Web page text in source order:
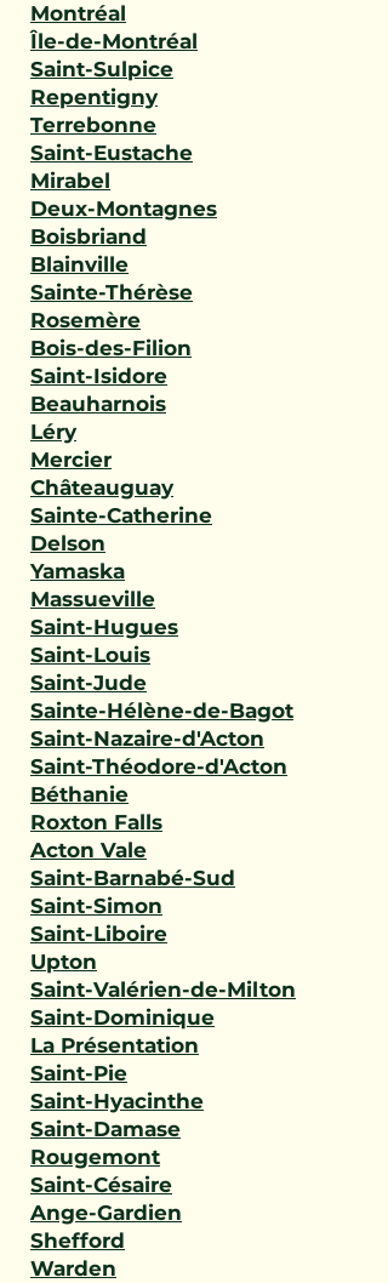
Montréal
Île-de-Montréal
Saint-Sulpice
Repentigny
Terrebonne
Saint-Eustache
Mirabel
Deux-Montagnes
Boisbriand
Blainville
Sainte-Thérèse
Rosemère
Bois-des-Filion
Saint-Isidore
Beauharnois
Léry
Mercier
Châteauguay
Sainte-Catherine
Delson
Yamaska
Massueville
Saint-Hugues
Saint-Louis
Saint-Jude
Sainte-Hélène-de-Bagot
Saint-Nazaire-d'Acton
Saint-Théodore-d'Acton
Béthanie
Roxton Falls
Acton Vale
Saint-Barnabé-Sud
Saint-Simon
Saint-Liboire
Upton
Saint-Valérien-de-Milton
Saint-Dominique
La Présentation
Saint-Pie
Saint-Hyacinthe
Saint-Damase
Rougemont
Saint-Césaire
Ange-Gardien
Shefford
Warden